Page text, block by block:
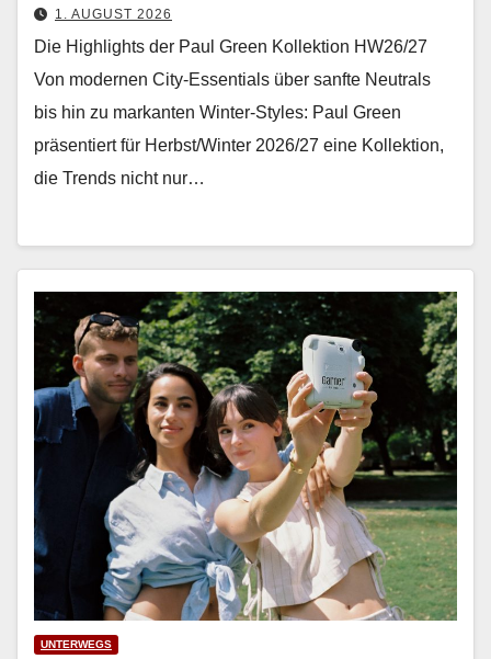
1. AUGUST 2026
Die Highlights der Paul Green Kollektion HW26/27
Von mod­er­nen City-Essen­tials über san­fte Neu­trals
bis hin zu markan­ten Win­ter-Styles: Paul Green
präsen­tiert für Herbst/Winter 2026/27 eine Kollek­tion,
die Trends nicht nur…
UNTERWEGS